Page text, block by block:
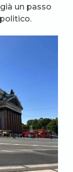
un passo